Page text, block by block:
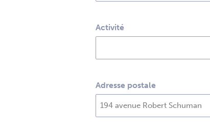
Activité
Adresse postale